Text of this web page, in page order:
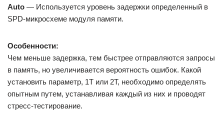
Auto — Используется уровень задержки определенный в
SPD-микросхеме модуля памяти.
Особенности:
Чем меньше задержка, тем быстрее отправляются запросы
в память, но увеличивается вероятность ошибок. Какой
установить параметр, 1Т или 2Т, необходимо определять
опытным путем, устанавливая каждый из них и проводят
стресс-тестирование.